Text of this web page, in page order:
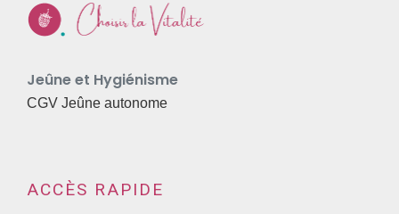
Jeûne et Hygiénisme
CGV Jeûne autonome
ACCÈS RAPIDE